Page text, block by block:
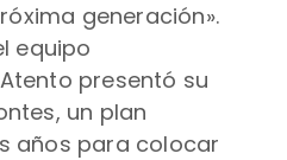
generación».
equipo
presentó su
un plan
años para colocar